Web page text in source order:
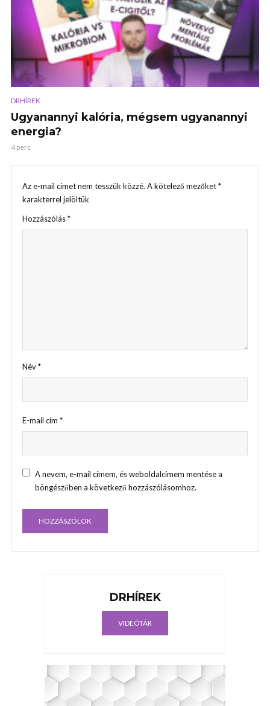
DRHÍREK
Ugyanannyi kalória, mégsem ugyanannyi
energia?
4 perc
Az e-mail címet nem tesszük közzé. A kötelező mezőket*
karakterrel jelöltük
Hozzászólás*
Név*
E-mail cím *
A nevem, e-mail címem, és weboldalcímem mentése a
böngészőben a következő hozzászólásomhoz.
DRHÍREK
VIDEÓTÁR